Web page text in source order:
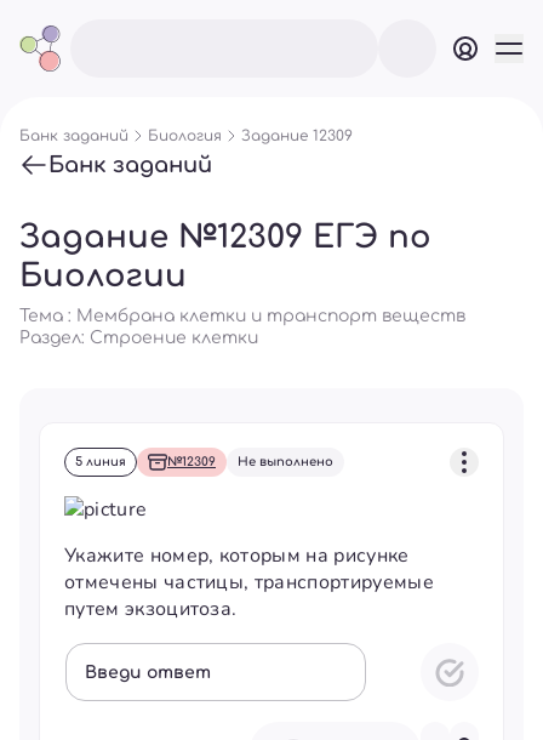
Банк заданий Биология Задание 12309
Банк заданий
Задание №12309 ЕГЭ по
Биологии
Тема : Мембрана клетки и транспорт веществ
Раздел: Строение клетки
5 линия №12309 Не выполнено
Укажите номер, которым на рисунке
отмечены частицы, транспортируемые
путем экзоцитоза.
Введи ответ